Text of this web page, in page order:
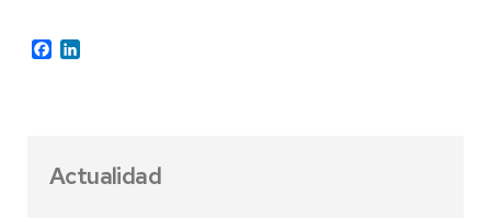
Facebook
Actualidad